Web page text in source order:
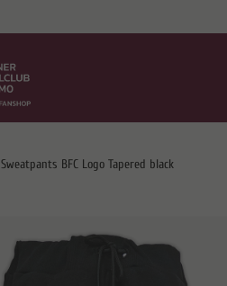
Sweatpants BFC Logo Tapered black